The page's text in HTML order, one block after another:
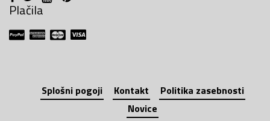
Plačila
Splošni pogoji Kontakt
Politika zasebnosti
Novice